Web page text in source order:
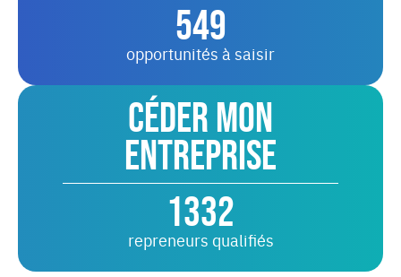
549
opportunités à saisir
Céder mon
entreprise
1332
repreneurs qualifiés